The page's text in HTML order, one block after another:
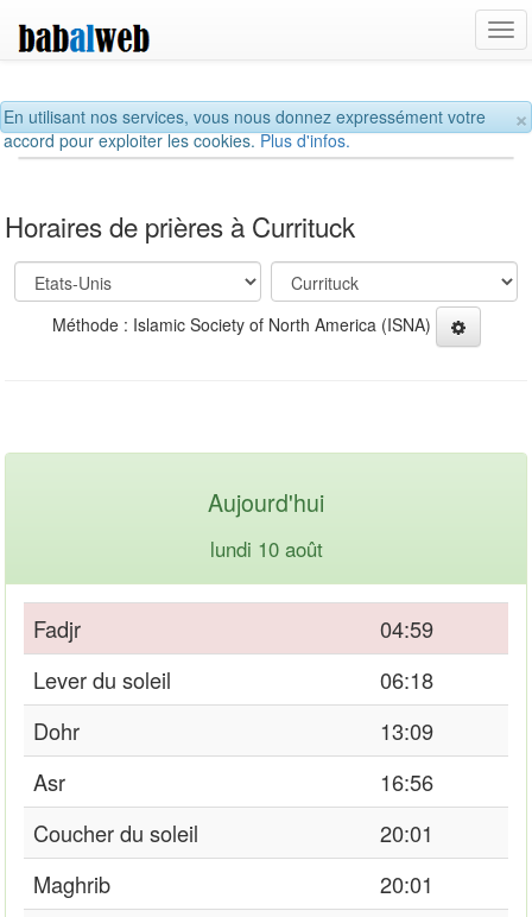
×
En utilisant nos services, vous nous donnez expressément votre
accord pour exploiter les cookies.Plus d'infos.
Horaires de prières à Currituck
Méthode : Islamic Society of North America (ISNA)
Aujourd'hui
lundi 10 août
Fadjr
04:59
Lever du soleil
06:18
Dohr
13:09
Asr
16:56
Coucher du soleil
20:01
Maghrib
20:01